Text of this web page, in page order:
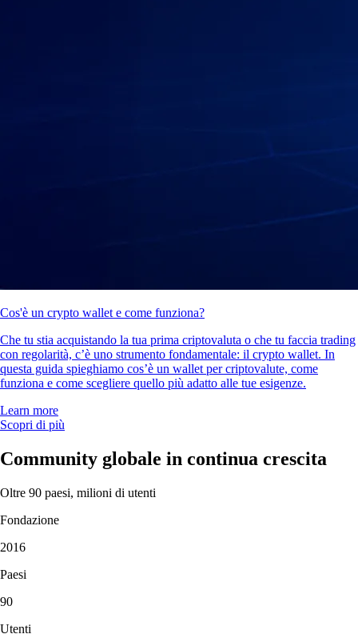
Cos'è un crypto wallet e come funziona?
Che tu stia acquistando la tua prima criptovaluta o che tu faccia trading
con regolarità, c’è uno strumento fondamentale: il crypto wallet. In
questa guida spieghiamo cos’è un wallet per criptovalute, come
funziona e come scegliere quello più adatto alle tue esigenze.
Learn more
Scopri di più
Community globale in continua crescita
Oltre 90 paesi, milioni di utenti
Fondazione
2016
Paesi
90
Utenti